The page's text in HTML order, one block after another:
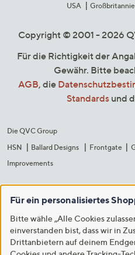
USA
Copyright © 2001 - 2026
Für die Richtigkeit der
Gewähr. Bitte
AGB, die
Standards und
Die QVC Group
HSN
Ballard Designs Frontgate
Improvements
Für ein personalisiertes
Bitte wähle „Alle Cookies
einverstanden bist, dass wir in
Drittanbietern auf deinem